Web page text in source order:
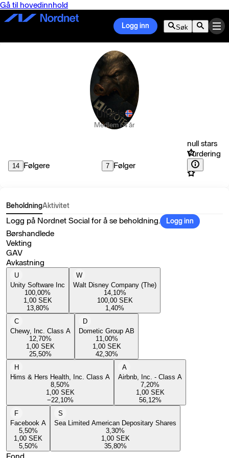
Gå til hovedinnhold
Logg inn Søk
Ullgris
Medlem i 4 år
14 Følgere 7 Følger
null stars
Vurdering
BeholdningAktivitet
Logg på Nordnet Social for å se beholdning. Logg inn
Børshandlede
Vekting
GAV
Avkastning
U
Unity Software Inc
100,00%
1,00 SEK
13,80%
W
Walt Disney Company (The)
14,10%
100,00 SEK
1,40%
C
Chewy, Inc. Class A
12,70%
1,00 SEK
25,50%
D
Dometic Group AB
11,00%
1,00 SEK
42,30%
H
Hims & Hers Health, Inc. Class A
8,50%
1,00 SEK
−22,10%
A
Airbnb, Inc. - Class A
7,20%
1,00 SEK
56,12%
F
Facebook A
5,50%
1,00 SEK
5,50%
S
Sea Limited American Depositary Shares
3,30%
1,00 SEK
35,80%